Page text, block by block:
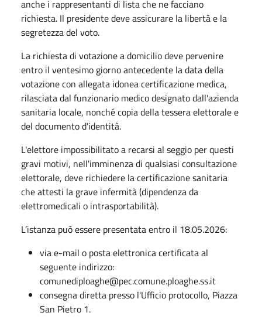
anche i rappresentanti di lista che ne facciano
richiesta. Il presidente deve assicurare la libertà e la
segretezza del voto.
La richiesta di votazione a domicilio deve pervenire
entro il ventesimo giorno antecedente la data della
votazione con allegata idonea certificazione medica,
rilasciata dal funzionario medico designato dall'azienda
sanitaria locale, nonché copia della tessera elettorale e
del documento d'identità.
L'elettore impossibilitato a recarsi al seggio per questi
gravi motivi, nell'imminenza di qualsiasi consultazione
elettorale, deve richiedere la certificazione sanitaria
che attesti la grave infermità (dipendenza da
elettromedicali o intrasportabilità).
L’istanza può essere presentata entro il 18.05.2026:
via e-mail o posta elettronica certificata al
seguente indirizzo:
comunediploaghe@pec.comune.ploaghe.ss.it
consegna diretta presso l'Ufficio protocollo, Piazza
San Pietro 1.